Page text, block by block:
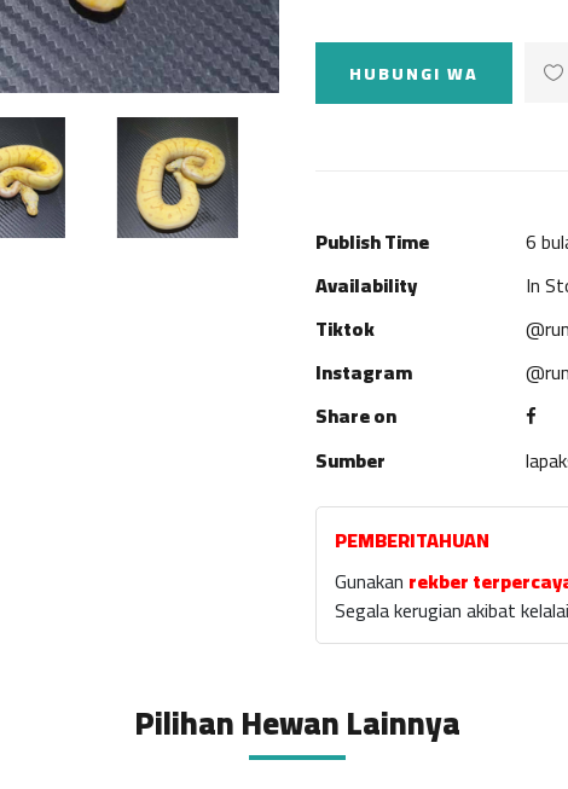
HUBUNGI WA
Publish Time
6
Availability
In
Tiktok
Instagram
Share on
Sumber
PEMBERITAHUAN
Gunakan rekber
Segala kerugian akibat
Pilihan Hewan Lainnya